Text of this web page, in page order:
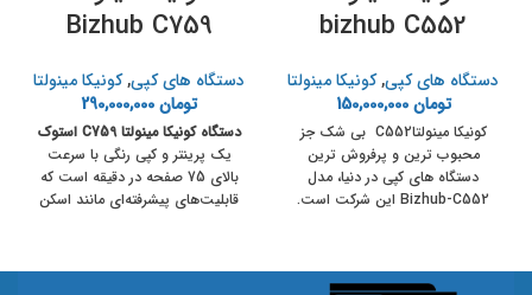
bizhub C552
دستگاه های ک‍پی,کونیکا مینولتا
تومان150,000,000
کونیکا مینولتاC552 بی شک جز
محبوب ترین و پرفروش ترین
دستگاه های کپی در دنیا، مدل
Bizhub-C552 این شرکت است.
Bizhub C759
دستگاه های ک‍پی,کونیکا مینولتا
تومان
دستگاه کونیکا مینولتا C759 استوک
یک پرینتر و کپی رنگی با سرعت
بالای 75 صفحه در دقیقه است که
قابلیت‌های پیشرفته‌ای مانند اسکن
dpi و حجم چاپ ماهانه تا 300,000